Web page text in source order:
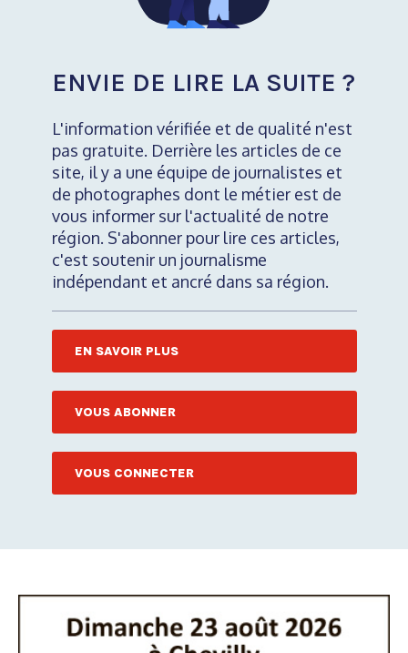
ENVIE DE LIRE LA SUITE ?
L'information vérifiée et de qualité n'est
pas gratuite. Derrière les articles de ce
site, il y a une équipe de journalistes et
de photographes dont le métier est de
vous informer sur l'actualité de notre
région. S'abonner pour lire ces articles,
c'est soutenir un journalisme
indépendant et ancré dans sa région.
EN SAVOIR PLUS
VOUS ABONNER
VOUS CONNECTER